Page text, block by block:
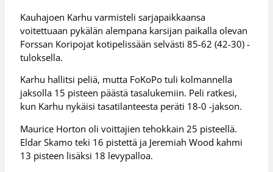
Kauhajoen Karhu varmisteli sarjapaikkaansa
voitettuaan pykälän alempana karsijan paikalla olevan
Forssan Koripojat kotipelissään selvästi 85-62 (42-30) -
tuloksella.
Karhu hallitsi peliä, mutta FoKoPo tuli kolmannella
jaksolla 15 pisteen päästä tasalukemiin. Peli ratkesi,
kun Karhu nykäisi tasatilanteesta peräti 18-0 -jakson.
Maurice Horton oli voittajien tehokkain 25 pisteellä.
Eldar Skamo teki 16 pistettä ja Jeremiah Wood kahmi
13 pisteen lisäksi 18 levypalloa.